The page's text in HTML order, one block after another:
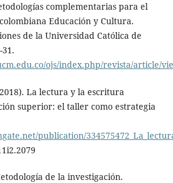
complementarias para el
Educación y Cultura.
de la Universidad Católica de
ojs/index.php/revista/article/
La lectura y la escritura
superior: el taller como estrategia
publication/
de la investigación.